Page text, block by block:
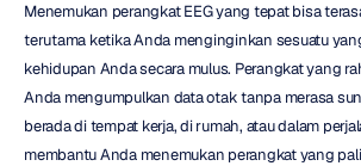
Menemukan perangkat EEG yang tepat bisa
terutama ketika Anda menginginkan sesuatu
kehidupan Anda secara mulus. Perangkat yang
Anda mengumpulkan data otak tanpa merasa
berada di tempat kerja, di rumah, atau dalam
membantu Anda menemukan perangkat yang